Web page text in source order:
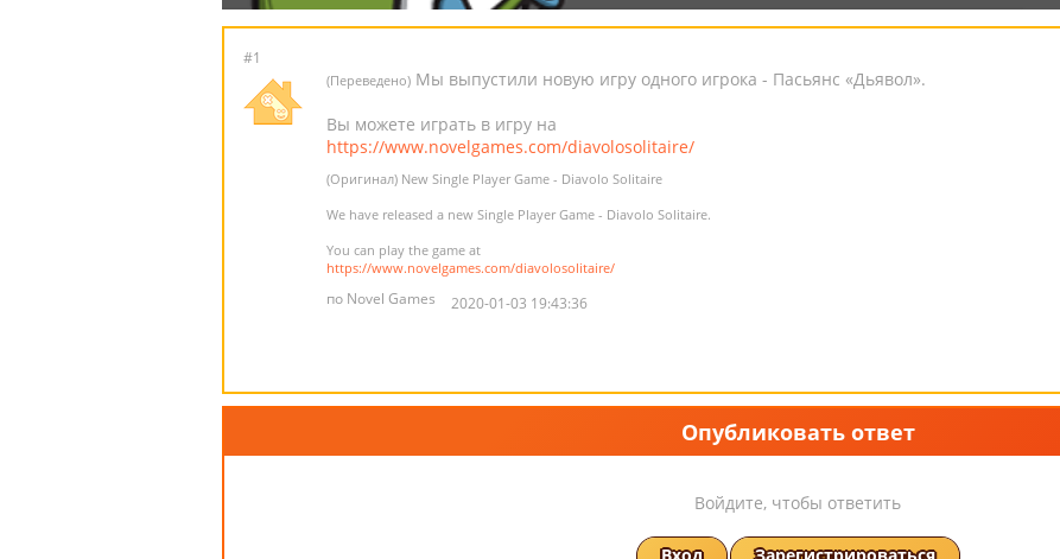
#1
(Переведено) Мы выпустили новую игру одного игрока - Пасьянс «Дьявол».
Вы можете играть в игру на
https://www.novelgames.com/diavolosolitaire/
(Оригинал) New Single Player Game - Diavolo Solitaire
We have released a new Single Player Game - Diavolo Solitaire.
You can play the game at
https://www.novelgames.com/diavolosolitaire/
по Novel Games 2020-01-03 19:43:36
Опубликовать ответ
Войдите, чтобы ответить